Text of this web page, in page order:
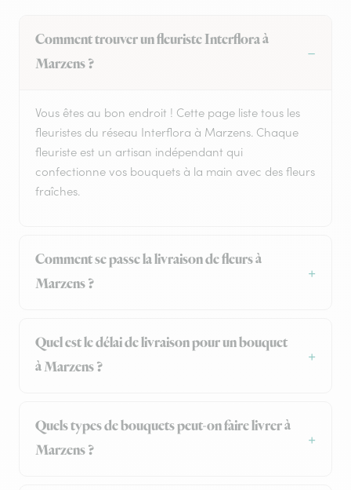
Comment trouver un fleuriste Interflora à
Marzens ?
Vous êtes au bon endroit ! Cette page liste tous les
fleuristes du réseau Interflora à Marzens. Chaque
fleuriste est un artisan indépendant qui
confectionne vos bouquets à la main avec des fleurs
fraîches.
Comment se passe la livraison de fleurs à
Marzens ?
Quel est le délai de livraison pour un bouquet
à Marzens ?
Quels types de bouquets peut-on faire livrer à
Marzens ?